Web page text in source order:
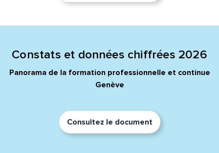
Constats et données chiffrées 2026
Panorama de la formation professionnelle et continue
Genève
Consultez le document